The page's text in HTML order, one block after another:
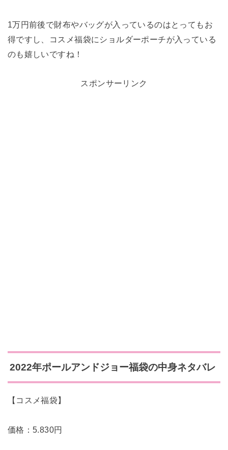
1万円前後で財布やバッグが入っているのはとってもお
得ですし、コスメ福袋にショルダーポーチが入っている
のも嬉しいですね！
スポンサーリンク
2022年ポールアンドジョー福袋の中身ネタバレ
【コスメ福袋】
価格：5.830円